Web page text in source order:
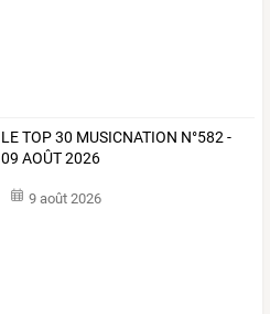
LE TOP 30 MUSICNATION N°582 -
09 AOÛT 2026
9 août 2026